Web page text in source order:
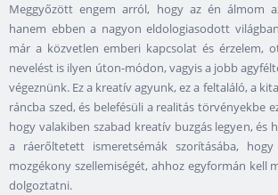
Meggyőzött engem arról, hogy az én álmom
hanem ebben a nagyon eldologiasodott
már a közvetlen emberi kapcsolat és érzelem,
nevelést is ilyen úton-módon, vagyis a jobb
végeznünk. Ez a kreatív agyunk, ez a feltaláló, a
ráncba szed, és belefésüli a realitás törvényekbe
hogy valakiben szabad kreatív buzgás legyen, és
a ráerőltetett ismeretsémák szorításába,
mozgékony szellemiségét, ahhoz egyformán kell
dolgoztatni.